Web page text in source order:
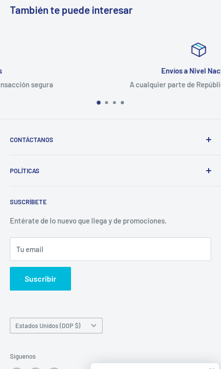
También te puede interesar
Envíos a Nivel Nacional
A cualquier parte de República Dominicana
CONTÁCTANOS
POLÍTICAS
Política de Privacidad
Políticas de Reembolso
Términos del servicio
Política de reembolso
SUSCRÍBETE
Entérate de lo nuevo que llega y de promociones.
Tu email
Suscribir
País/región
Estados Unidos (DOP $)
Síguenos